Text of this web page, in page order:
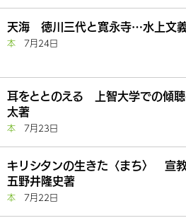
天海 徳川三代と寛永寺…水上文
本 7月24日
耳をととのえる 上智大学での傾
太著
本 7月23日
キリシタンの生きた〈まち〉 宣
五野井隆史著
本 7月22日